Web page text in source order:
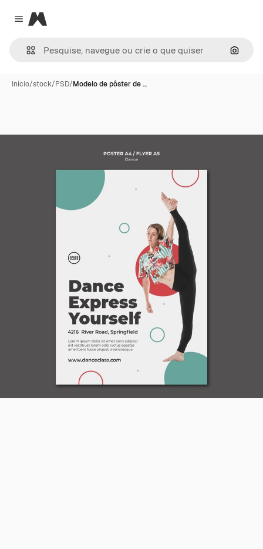
Close menu
Magnific
Início/stock/PSD/Modelo de pôster de …